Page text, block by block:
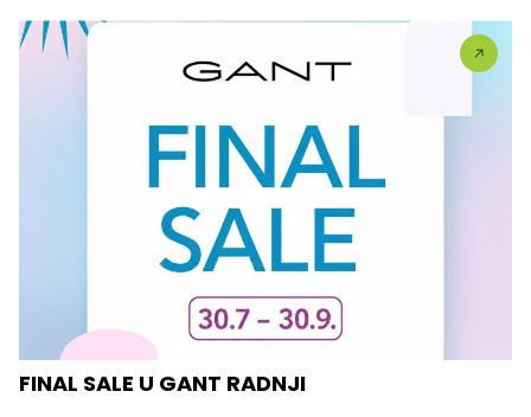
FINAL SALE U GANT RADNJI